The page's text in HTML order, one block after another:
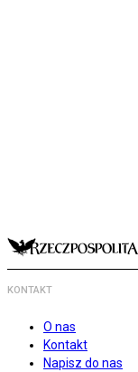
KONTAKT
O nas
Kontakt
Napisz do nas